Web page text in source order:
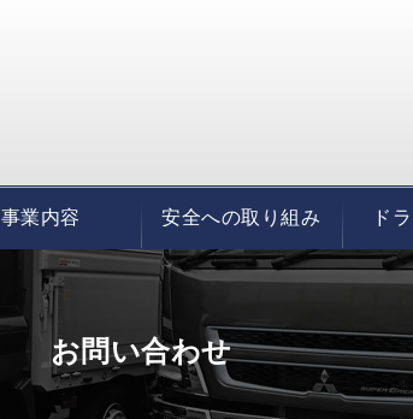
事業内容 安全への取り組み ド
お問い合わせ